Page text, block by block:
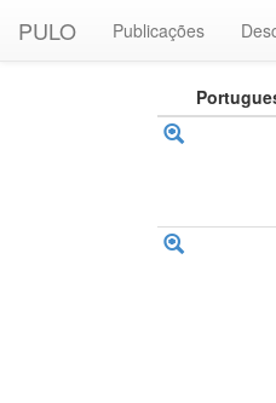
PULO Publicações